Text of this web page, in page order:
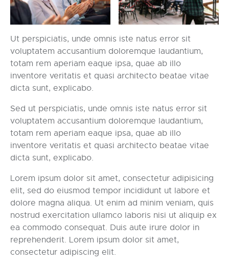
Ut perspiciatis, unde omnis iste natus error sit
voluptatem accusantium doloremque laudantium,
totam rem aperiam eaque ipsa, quae ab illo
inventore veritatis et quasi architecto beatae vitae
dicta sunt, explicabo.
Sed ut perspiciatis, unde omnis iste natus error sit
voluptatem accusantium doloremque laudantium,
totam rem aperiam eaque ipsa, quae ab illo
inventore veritatis et quasi architecto beatae vitae
dicta sunt, explicabo.
Lorem ipsum dolor sit amet, consectetur adipisicing
elit, sed do eiusmod tempor incididunt ut labore et
dolore magna aliqua. Ut enim ad minim veniam, quis
nostrud exercitation ullamco laboris nisi ut aliquip ex
ea commodo consequat. Duis aute irure dolor in
reprehenderit. Lorem ipsum dolor sit amet,
consectetur adipiscing elit.